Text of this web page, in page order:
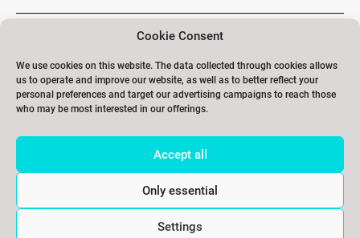
Cookie Consent
We use cookies on this website. The data collected through cookies allows
us to operate and improve our website, as well as to better reflect your
personal preferences and target our advertising campaigns to reach those
who may be most interested in our offerings.
Accept all
Only essential
Settings